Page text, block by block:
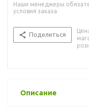
Наши менеджеры
условия заказа
Поделиться
Описание